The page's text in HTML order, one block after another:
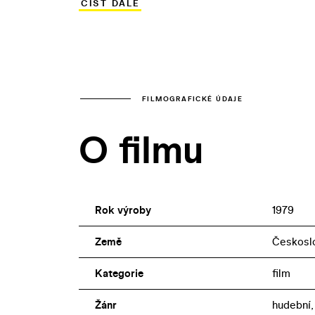
pes (1933), Eva tropí hlouposti (1939),
ČÍST DÁLE
FILMOGRAFICKÉ ÚDAJE
O filmu
Rok výroby 1979
Země
Kategorie film
Žánr